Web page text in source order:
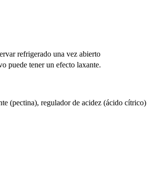
refrigerado una vez abierto
puede tener un efecto laxante.
(pectina), regulador de acidez (ácido cítrico)